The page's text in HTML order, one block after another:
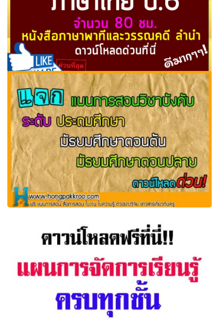
แผนการสอน ภาษาไทย ป.6 เทอม 1 จำนวน 80 ชม. หนังสือ
ภาษาพาทีและวรรณคดี ลำนำ